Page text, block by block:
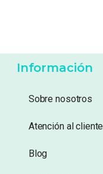
Información
Sobre nosotros
Atención al cliente
Blog